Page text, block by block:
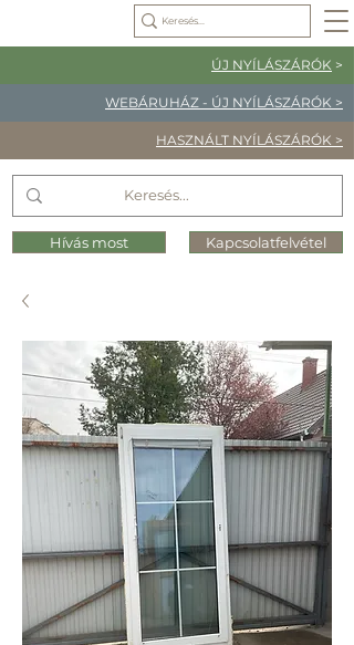
ÚJ NYÍLÁSZÁRÓK >
WEBÁRUHÁZ - ÚJ NYÍLÁSZÁRÓK >
HASZNÁLT NYÍLÁSZÁRÓK >
Hívás most Kapcsolatfelvétel